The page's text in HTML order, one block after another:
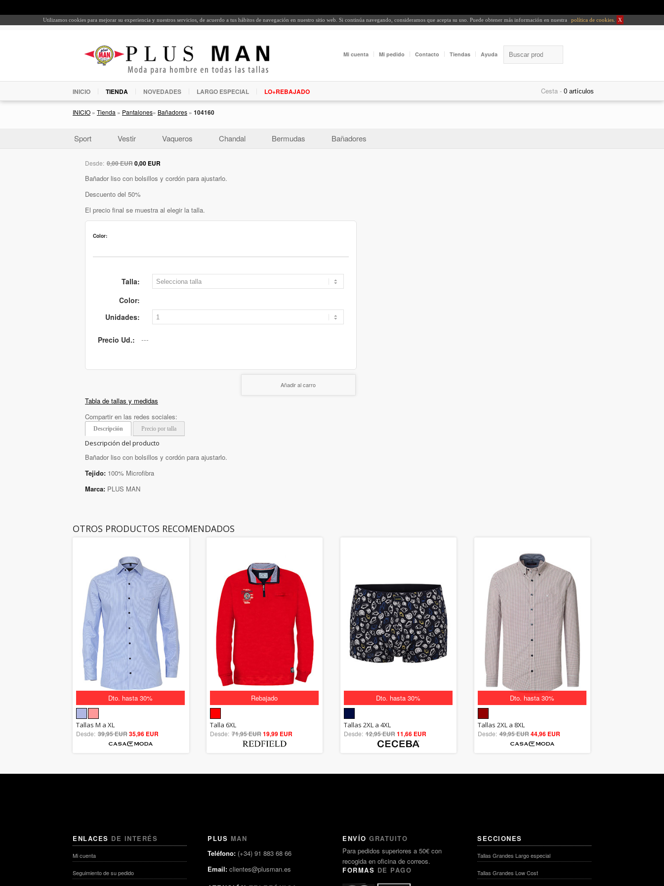
Utilizamos cookies para mejorar su experiencia y nuestros servicios, de acuerdo a tus hábitos de navegación en nuestro sitio web. Si continúa navegando, consideramos que acepta su uso. Puede obtener más información en nuestra política de cookies X
Mi cuenta Mi pedido Contacto Tiendas Ayuda
INICIO TIENDA NOVEDADES LARGO ESPECIAL LO+REBAJADO Cesta -
INICIO » Tienda » Pantalones» Bañadores » 104160
Sport Vestir Vaqueros Chandal Bermudas Bañadores
Desde: 0,00 EUR0,00 EUR
Bañador liso con bolsillos y cordón para ajustarlo.
Descuento del 50%
El precio final se muestra al elegir la talla.
Color:
Talla:
Color:
Unidades:
Precio Ud.:
Añadir al carro
Tabla de tallas y medidas
Compartir en las redes sociales:
Descripción Precio por talla
Descripción del producto
Bañador liso con bolsillos y cordón para ajustarlo.
Tejido: 100% Microfibra
Marca: PLUS MAN
OTROS PRODUCTOS RECOMENDADOS
Dto. hasta 30%
5.00
out of 5
Tallas M a XL
Desde: 39,95 EUR35,96 EUR
Rebajado
out of 5
Talla 6XL
Desde: 71,95 EUR19,99 EUR
Dto. hasta 30%
5.00
out of 5
Tallas 2XL a 4XL
Desde: 12,95 EUR11,66 EUR
Dto. hasta 30%
5.00
out of 5
Tallas 2XL a 8XL
Desde: 49,95 EUR44,96 EUR
ENLACES DE INTERÉS
Mi cuenta
Seguimiento de su pedido
PLUS MAN
Teléfono: (+34) 91 883 68 66
Email: clientes@plusman.es
ENVÍO GRATUITO
Para pedidos superiores a 50€ con
recogida en oficina de correos.
FORMAS DE PAGO
SECCIONES
Tallas Grandes Largo especial
Tallas Grandes Low Cost